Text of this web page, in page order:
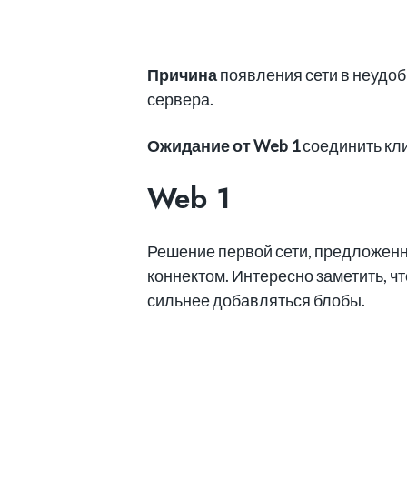
Причинапоявления сети в
сервера.
Ожидание от Web 1соединить
Web 1
Решение первой сети,
коннектом. Интересно заметить,
сильнее добавляться блобы.